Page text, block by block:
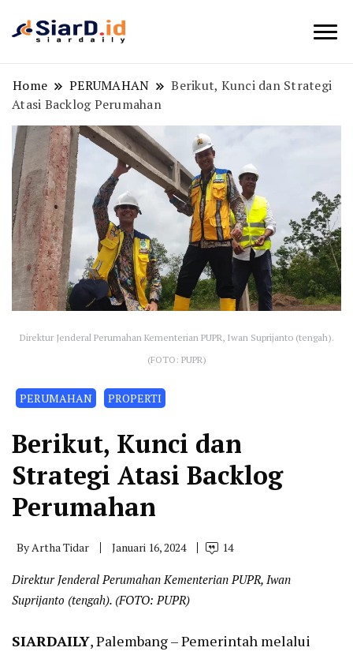
Home PERUMAHAN
Berikut, Kunci dan Strategi
Atasi Backlog Perumahan
Direktur Jenderal Perumahan Kementerian PUPR, Iwan Suprijanto (tengah).
(FOTO: PUPR)
PERUMAHAN PROPERTI
Berikut, Kunci dan
Strategi Atasi Backlog
Perumahan
ByArtha Tidar Januari 16, 2024 14
Direktur Jenderal Perumahan Kementerian PUPR, Iwan
Suprijanto (tengah). (FOTO: PUPR)
SIARDAILY, Palembang – Pemerintah melalui